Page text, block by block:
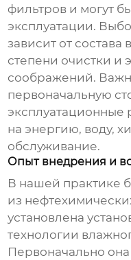
фильтров и могут
эксплуатации.
зависит от
степени очистки и
соображений.
первоначальную
эксплуатационные
на энергию, воду,
обслуживание.
Опыт внедрения и
В нашей практике
из
установлена
технологии
Первоначально